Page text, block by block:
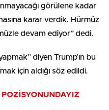
görülene kadar
karar verdik. Hürmüz
devam ediyor” dedi.
diyen Trump’ın bu
için aldığı söz edildi.
POZİSYONUNDAYIZ